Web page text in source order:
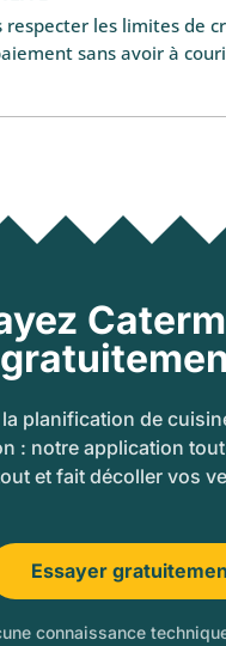
respecter les limites de
sans avoir à
planification de
: notre application
et fait décoller vos
Essayer
connaissance